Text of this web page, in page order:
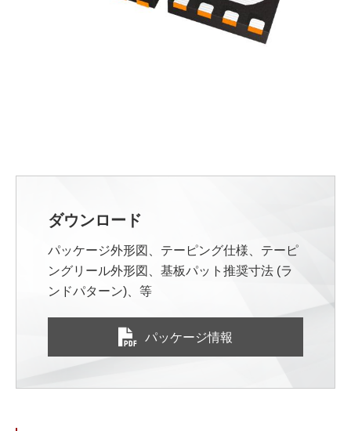
ダウンロード
パッケージ外形図、テーピング仕様、テーピ
ングリール外形図、基板パット推奨寸法 (ラ
ンドパターン)、等
パッケージ情報